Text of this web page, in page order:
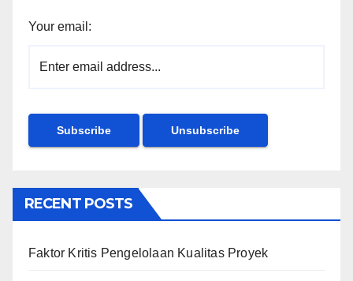
Your email:
RECENT POSTS
Faktor Kritis Pengelolaan Kualitas Proyek